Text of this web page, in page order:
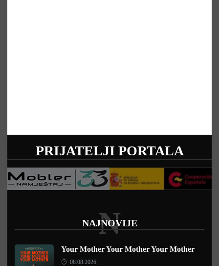
PRIJATELJI PORTALA
NAJNOVIJE
N
Your Mother Your Mother Your Mother
08.08.2026.